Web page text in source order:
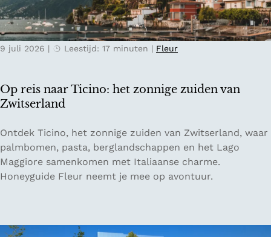
l
k
v
o
r
e
o
n
a
e
r
n
a
t
e
i
n
d
e
s
Op reis naar Ticino: het zonnige zuiden van
Zwitserland
9 juli 2026 | Leestijd: 17 minuten | Fleur
O
p
r
e
Ontdek Ticino, het zonnige zuiden van Zwitserland, waar
palmbomen, pasta, berglandschappen en het Lago
Maggiore samenkomen met Italiaanse charme.
Honeyguide Fleur neemt je mee op avontuur.